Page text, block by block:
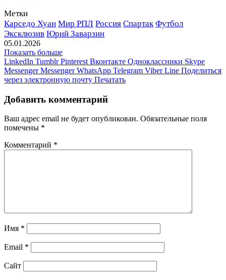
Метки
Карседо Хуан Мир РПЛ Россия Спартак Футбол
Эксклюзив Юрий Заварзин
05.01.2026
Показать больше
LinkedIn Tumblr Pinterest Вконтакте Одноклассники Skype
Messenger Messenger WhatsApp Telegram Viber Line Поделиться
через электронную почту Печатать
Добавить комментарий
Ваш адрес email не будет опубликован. Обязательные поля
помечены *
Комментарий *
Имя *
Email *
Сайт